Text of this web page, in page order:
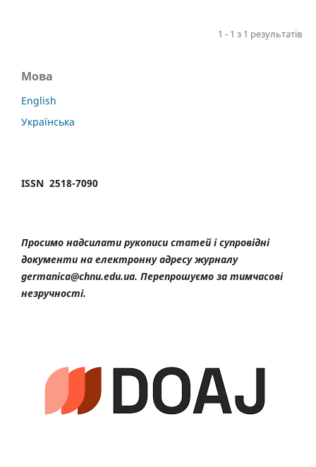
1 - 1 з 1 результатів
Мова
English
Українська
ISSN 2518-7090
Просимо надсилати рукописи статей і супровідні
документи на електронну адресу журналу
germanica@chnu.edu.ua. Перепрошуємо за тимчасові
незручності.